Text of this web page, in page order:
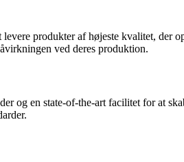
produkter af højeste kvalitet, der
ved deres produktion.
og en state-of-the-art facilitet for at